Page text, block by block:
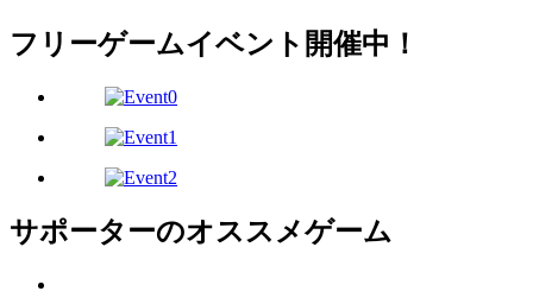
フリーゲームイベント開催中！
サポーターのオススメゲーム